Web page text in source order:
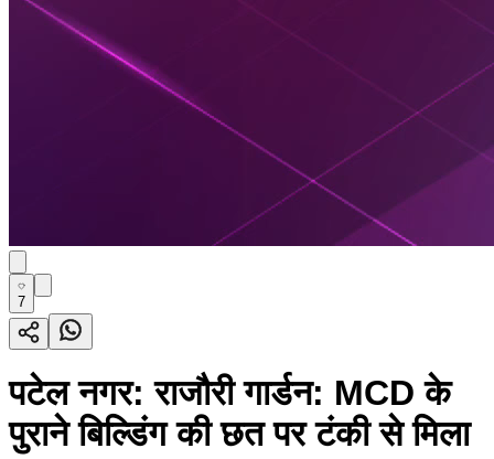
7
पटेल नगर: राजौरी गार्डन: MCD के
पुराने बिल्डिंग की छत पर टंकी से मिला